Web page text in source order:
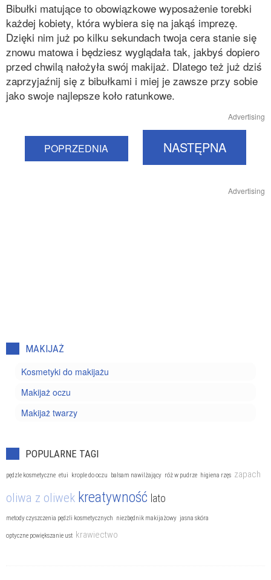
Bibułki matujące to obowiązkowe wyposażenie torebki
każdej kobiety, która wybiera się na jakąś imprezę.
Dzięki nim już po kilku sekundach twoja cera stanie się
znowu matowa i będziesz wyglądała tak, jakbyś dopiero
przed chwilą nałożyła swój makijaż. Dlatego też już dziś
zaprzyjaźnij się z bibułkami i miej je zawsze przy sobie
jako swoje najlepsze koło ratunkowe.
Advertising
POPRZEDNIA NASTĘPNA
Advertising
MAKIJAŻ
Kosmetyki do makijażu
Makijaż oczu
Makijaż twarzy
POPULARNE TAGI
pędzle kosmetyczne etui krople do oczu balsam nawilżający róż w pudrze higiena rzęs zapach
oliwa z oliwek kreatywność lato
metody czyszczenia pędzli kosmetycznych niezbędnik makijażowy jasna skóra
optyczne powiększanie ust krawiectwo